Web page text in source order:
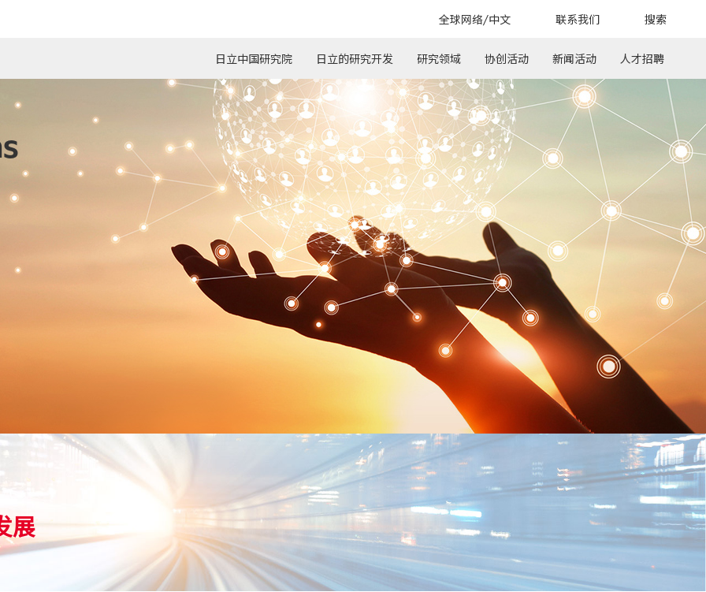
全球网络/中文
英文(English)
日本語(Japanese)
全球总站
联系我们 搜索
日立中国研究院 日立的研究开发
队 领导团队 - 技术研发及设计团队
表彰
日本国内研发机构
研究领域
数字化服务平台
尖端软件及系统
控制和机电一体化
测量分析
生命科学
能源
电力及能源
健康医疗
协创活动 新闻活动 人才招聘
展